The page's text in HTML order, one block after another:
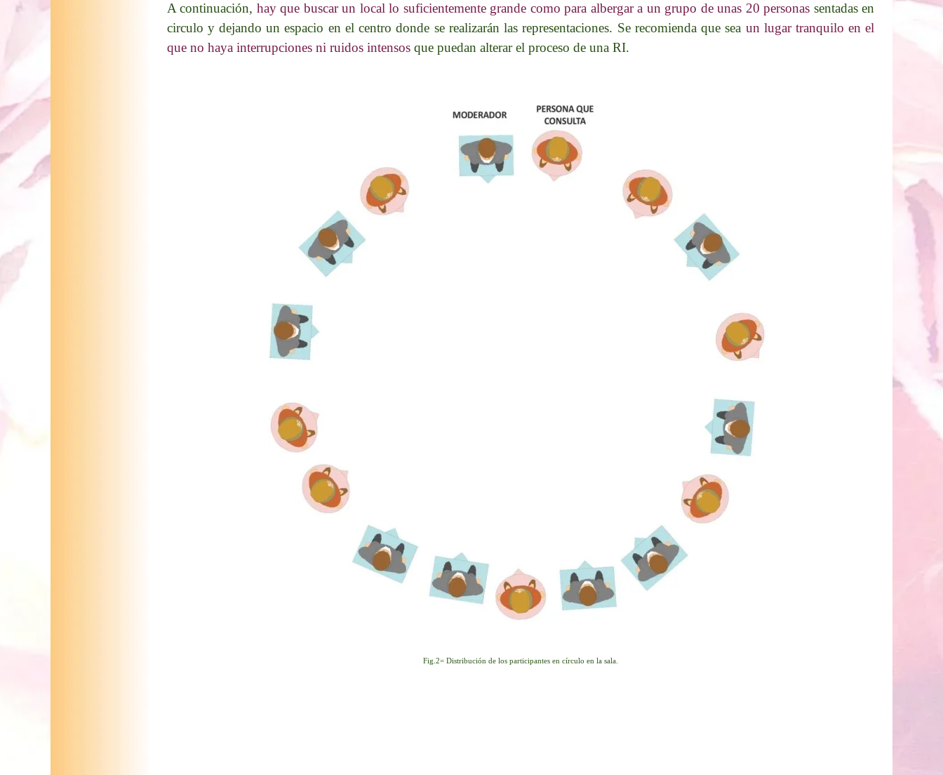
A continuación, hay que buscar un local lo suficientemente grande como para albergar a un grupo de unas 20 personas sentadas en
circulo y dejando un espacio en el centro donde se realizarán las representaciones. Se recomienda que sea un lugar tranquilo en el
que no haya interrupciones ni ruidos intensosque puedan alterar el proceso de una RI.
Fig.2= Distribución de los participantes en círculo en la sala.